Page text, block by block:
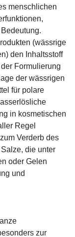
menschlichen
(wässrige
den Inhaltsstoff
Formulierung
der wässrigen
für polare
in kosmetischen
Regel
Verderb des
die unter
oder Gelen
und
zur